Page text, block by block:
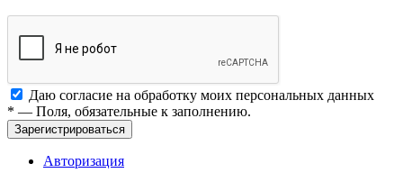
Даю согласие на обработку моих персональных данных
* — Поля, обязательные к заполнению.
Зарегистрироваться
Авторизация